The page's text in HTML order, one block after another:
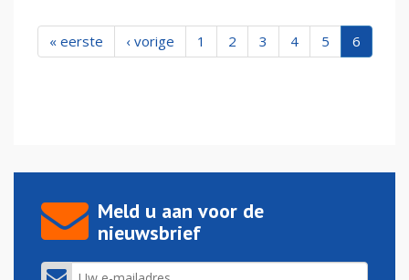
« eerste ‹ vorige 1 2 3 4 5 6
Meld u aan voor de
nieuwsbrief